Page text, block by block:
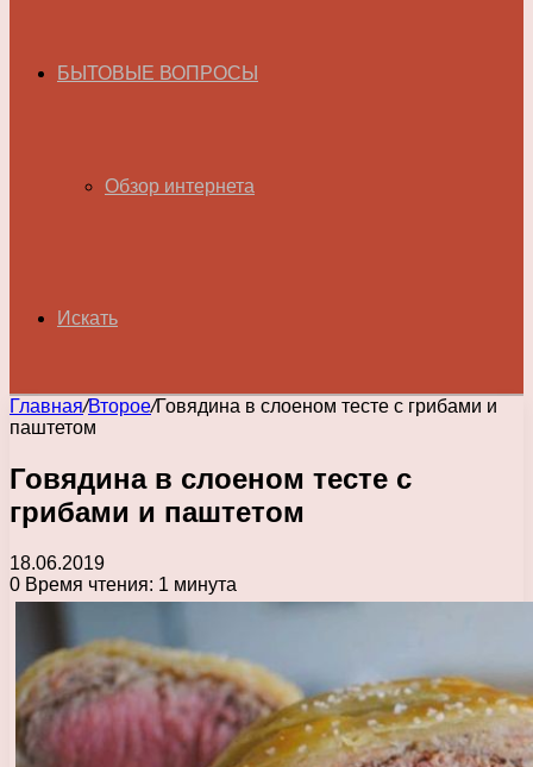
БЫТОВЫЕ ВОПРОСЫ
Обзор интернета
Искать
Главная/Второе/Говядина в слоеном тесте с грибами и
паштетом
Говядина в слоеном тесте с
грибами и паштетом
18.06.2019
0 Время чтения: 1 минута